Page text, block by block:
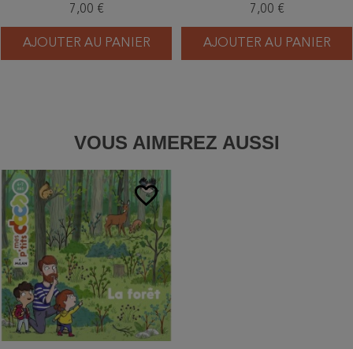
7,00 €
AJOUTER AU PANIER
7,00 €
AJOUTER AU PANIER
VOUS AIMEREZ AUSSI
favorite_border